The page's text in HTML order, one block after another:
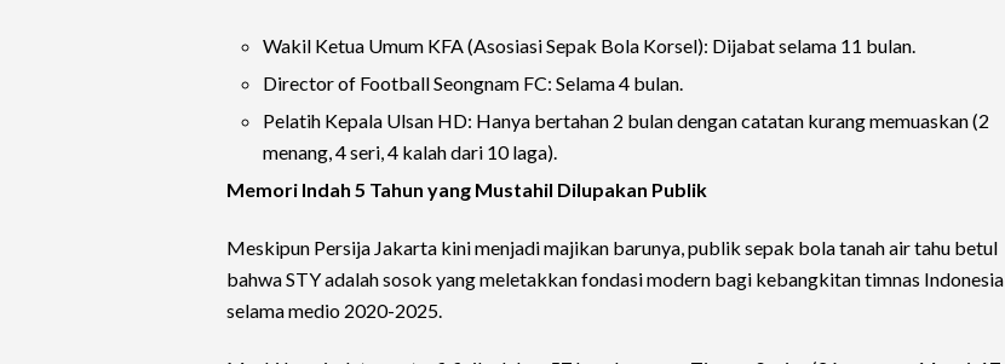
Wakil Ketua Umum KFA (Asosiasi Sepak Bola Korsel): Dijabat selama 11 bulan.
Director of Football Seongnam FC: Selama 4 bulan.
Pelatih Kepala Ulsan HD: Hanya bertahan 2 bulan dengan catatan kurang memuaskan (2
menang, 4 seri, 4 kalah dari 10 laga).
Memori Indah 5 Tahun yang Mustahil Dilupakan Publik
Meskipun Persija Jakarta kini menjadi majikan barunya, publik sepak bola tanah air tahu betul
bahwa STY adalah sosok yang meletakkan fondasi modern bagi kebangkitan timnas Indonesia
selama medio 2020-2025.